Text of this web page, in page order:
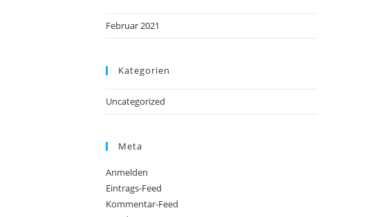
Februar 2021
Kategorien
Uncategorized
Meta
Anmelden
Eintrags-Feed
Kommentar-Feed